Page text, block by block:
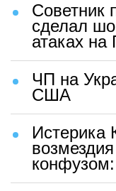
Советник
сделал
атаках на
ЧП на
США
Истерика